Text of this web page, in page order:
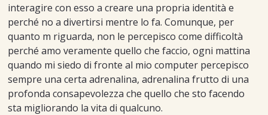
interagire con esso a creare una propria identità e
perché no a divertirsi mentre lo fa. Comunque, per
quanto m riguarda, non le percepisco come difficoltà
perché amo veramente quello che faccio, ogni mattina
quando mi siedo di fronte al mio computer percepisco
sempre una certa adrenalina, adrenalina frutto di una
profonda consapevolezza che quello che sto facendo
sta migliorando la vita di qualcuno.